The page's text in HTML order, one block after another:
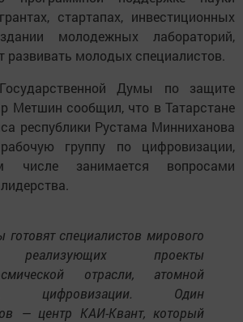
стартапах, инвестиционных
молодежных лабораторий,
развивать молодых специалистов.
Думы по защите
Метшин сообщил, что в Татарстане
республики Рустама Минниханова
группу по цифровизации,
занимается вопросами
готовят специалистов мирового
реализующих проекты
отрасли, атомной
цифровизации. Один
— центр КАИ-Квант, который